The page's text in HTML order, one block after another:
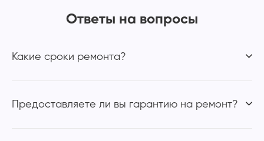
Ответы на вопросы
Какие сроки ремонта?
Предоставляете ли вы гарантию на ремонт?